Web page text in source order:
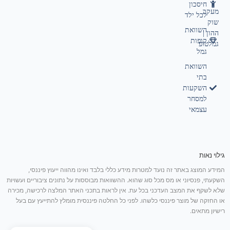
חיסכון
לכל ילד
השוואת
קופות
גמל
השוואת
בתי
השקעות
למסחר
עצמאי
מעקב
שוק
ההון |
גמלטופ
גילוי נאות
המידע המוצג באתר זה נועד למטרות מידע כללי בלבד ואינו מהווה ייעוץ פיננסי,
השקעתי, פנסיוני או מס מכל סוג שהוא. ההשוואות מבוססות על נתונים ציבוריים ועשויות
שלא לשקף את המצב העדכני בכל עת. אין לראות בתכני האתר המלצה לרכישה, מכירה
או החזקה של מוצר פיננסי כלשהו. לפני כל החלטה פיננסית מומלץ להתייעץ עם בעל
רישיון מתאים.